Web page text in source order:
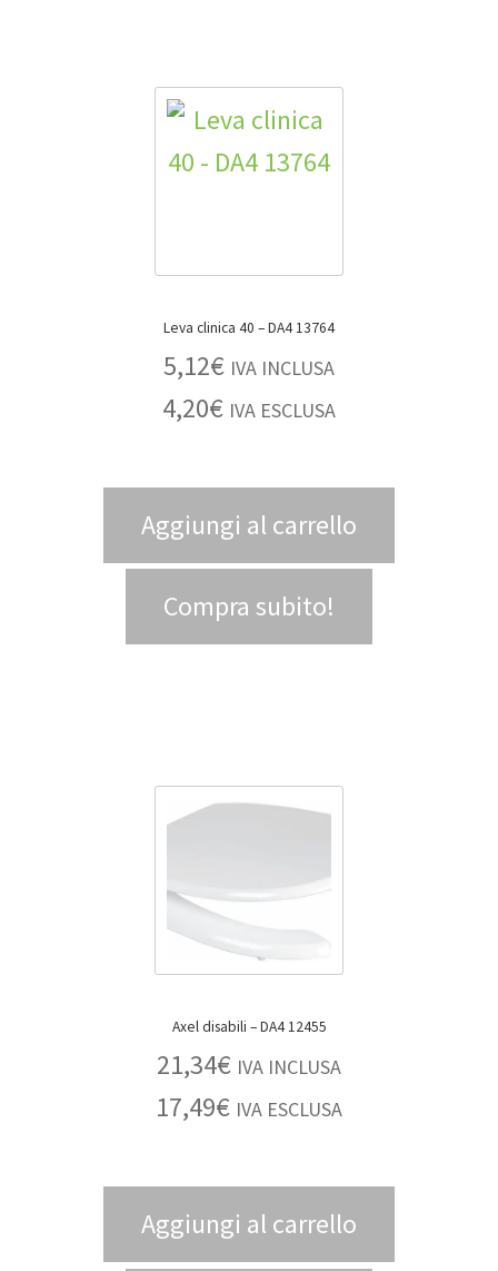
Leva clinica 40 – DA4 13764
5,12€ IVA INCLUSA
4,20€ IVA ESCLUSA
Aggiungi al carrello
Compra subito!
Axel disabili – DA4 12455
21,34€ IVA INCLUSA
17,49€ IVA ESCLUSA
Aggiungi al carrello